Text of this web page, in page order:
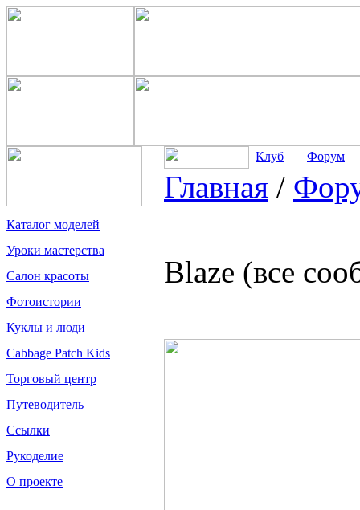
Каталог моделей
Уроки мастерства
Салон красоты
Фотоистории
Куклы и люди
Cabbage Patch Kids
Торговый центр
Путеводитель
Ссылки
Рукоделие
О проекте
Клуб Форум
Главная /
Blaze (все